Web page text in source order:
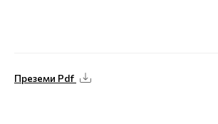
Преземи Pdf